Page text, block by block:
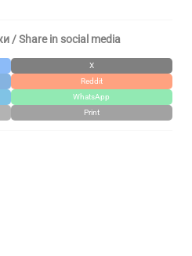
/ Share in social media
X
Reddit
WhatsApp
Print